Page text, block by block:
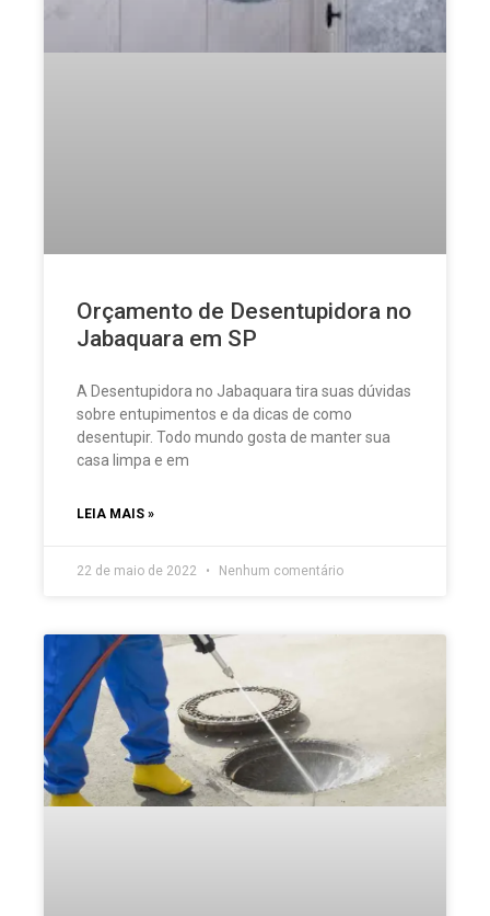
Orçamento de Desentupidora no
Jabaquara em SP
A Desentupidora no Jabaquara tira suas dúvidas
sobre entupimentos e da dicas de como
desentupir. Todo mundo gosta de manter sua
casa limpa e em
LEIA MAIS »
22 de maio de 2022 Nenhum comentário